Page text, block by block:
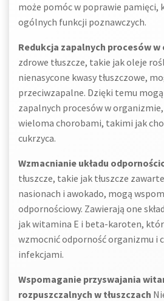
może pomóc w poprawie pamięci,
ogólnych funkcji poznawczych.
Redukcja zapalnych procesów
zdrowe tłuszcze, takie jak oleje
nienasycone kwasy tłuszczowe,
przeciwzapalne. Dzięki temu
zapalnych procesów w
wieloma chorobami, takimi jak
cukrzyca.
Wzmacnianie układu
tłuszcze, takie jak tłuszcze
nasionach i awokado, mogą
odpornościowy. Zawierają one
jak witamina E i beta-karoten,
wzmocnić odporność organizmu i
infekcjami.
Wspomaganie przyswajania
rozpuszczalnych w tłuszczach